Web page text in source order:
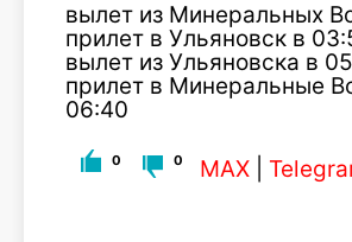
вылет из Минеральных
прилет в Ульяновск в
вылет из Ульяновска в
прилет в Минеральные
06:40
0 0 MAX